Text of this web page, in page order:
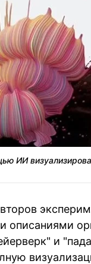
ИИ
описаниями
и